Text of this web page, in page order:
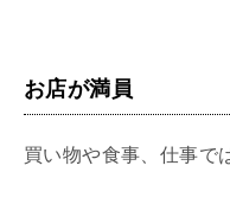
お店が満員
買い物や食事、仕事で